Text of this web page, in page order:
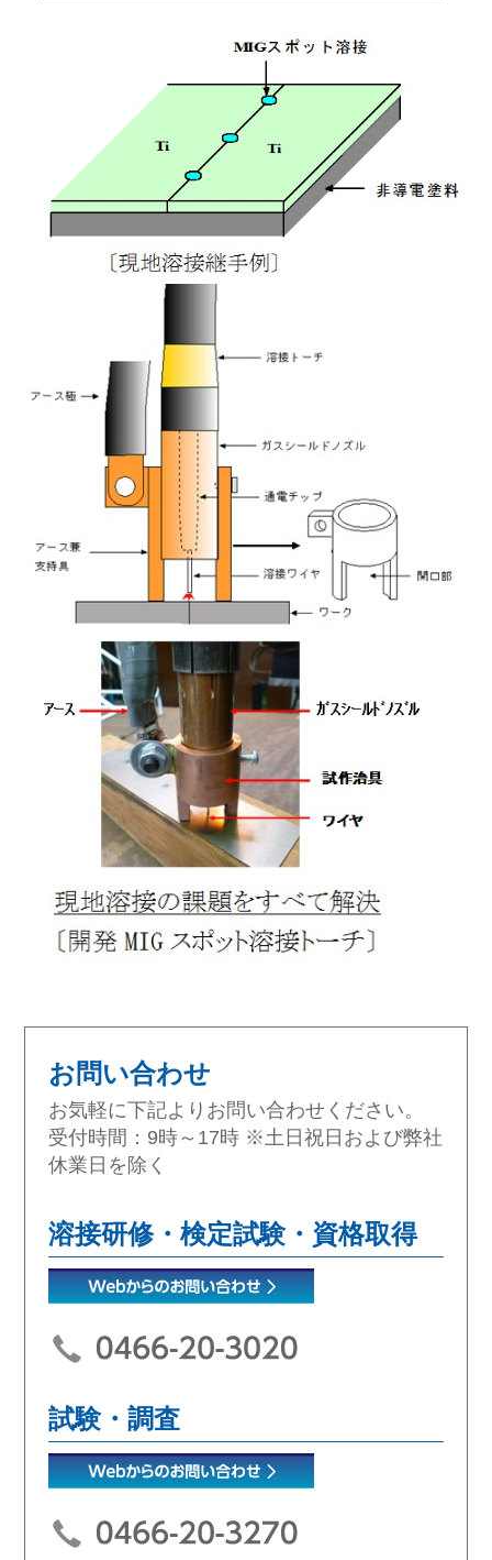
お問い合わせ
お気軽に下記よりお問い合わせください。
受付時間：9時～17時 ※土日祝日および弊社
休業日を除く
溶接研修・検定試験・資格取得
試験・調査